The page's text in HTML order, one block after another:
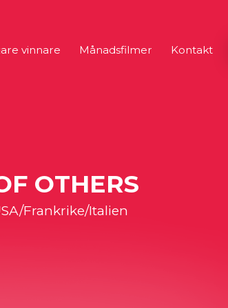
vinnare Månadsfilmer Kontakt
OTHERS
Frankrike/Italien